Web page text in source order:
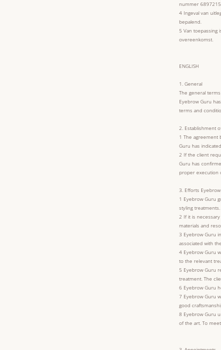
nummer
4 Ingeval van
bepalend.
5 Van toepassing
overeenkomst.
ENGLISH
1. General
The general
Eyebrow Guru
terms and
2. Establishment
1 The agreement
Guru has
2 If the client
Guru has
proper execution
3. Efforts
1 Eyebrow Guru
styling treatments.
2 If it is
materials and
3 Eyebrow Guru
associated with
4 Eyebrow Guru
to the relevant
5 Eyebrow Guru
treatment. The
6 Eyebrow Guru
7 Eyebrow Guru
good
8 Eyebrow Guru
of the art. To